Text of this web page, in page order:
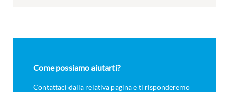
Come possiamo aiutarti?
Contattaci dalla relativa pagina e ti risponderemo